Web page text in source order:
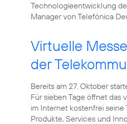
Technologieentwicklung
Manager von Telefónica
Virtuelle
der
Bereits am 27. Oktober
Für sieben Tage öffnet das
im Internet kostenfrei
Produkte, Services und